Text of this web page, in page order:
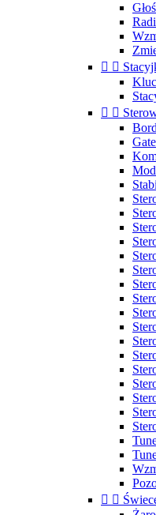
 
 
 